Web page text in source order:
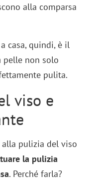
alla comparsa
casa, quindi, è il
pelle non solo
pulita.
viso e
pulizia del viso
la pulizia
. Perché farla?